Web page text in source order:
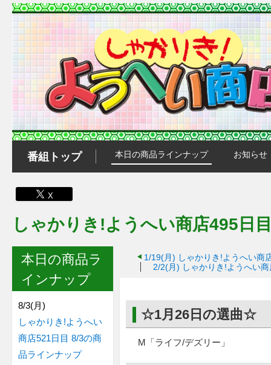
ー
番組トップ 本日の商品ラインナップ お知らせ
X
しゃかりき!ようへい商店495日
1/19(月) しゃかりき!ようへい商
2/2(月) しゃかりき!ようへい
☆1月26日の選曲☆
M「ライフ/デズリー」
本日の商品ラ
インナップ
8/3(月)
しゃかりき!ようへい
商店521日目 8/3の商
品ラインナップ